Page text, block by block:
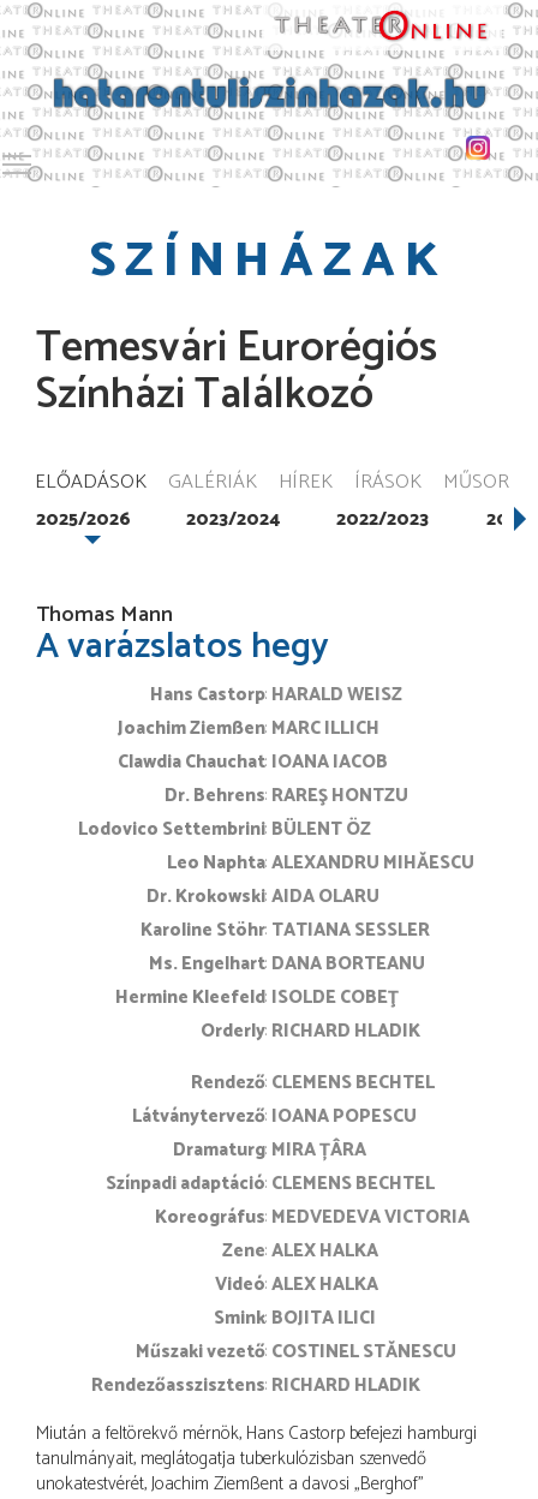
Toggle main menu visibility
SZÍNHÁZAK
Temesvári Eurorégiós
Színházi Találkozó
ELŐADÁSOK GALÉRIÁK HÍREK ÍRÁSOK MŰSOR
2025/2026 2023/2024 2022/2023
Thomas Mann
A varázslatos hegy
Hans Castorp HARALD WEISZ
Joachim Ziemßen MARC ILLICH
Clawdia Chauchat IOANA IACOB
Dr. Behrens RAREŞ HONTZU
Lodovico Settembrini BÜLENT ÖZ
Leo Naphta ALEXANDRU MIHĂESCU
Dr. Krokowski AIDA OLARU
Karoline Stöhr TATIANA SESSLER
Ms. Engelhart DANA BORTEANU
Hermine Kleefeld ISOLDE COBEŢ
Orderly RICHARD HLADIK
rendező CLEMENS BECHTEL
látványtervező IOANA POPESCU
dramaturg MIRA ȚÂRA
színpadi adaptáció CLEMENS BECHTEL
koreográfus MEDVEDEVA VICTORIA
zene ALEX HALKA
videó ALEX HALKA
smink BOJITA ILICI
műszaki vezető COSTINEL STĂNESCU
rendezőasszisztens RICHARD HLADIK
Miután a feltörekvő mérnök, Hans Castorp befejezi hamburgi
tanulmányait, meglátogatja tuberkulózisban szenvedő
unokatestvérét, Joachim Ziemßent a davosi „Berghof”